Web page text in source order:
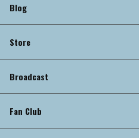
Blog
Store
Broadcast
Fan Club